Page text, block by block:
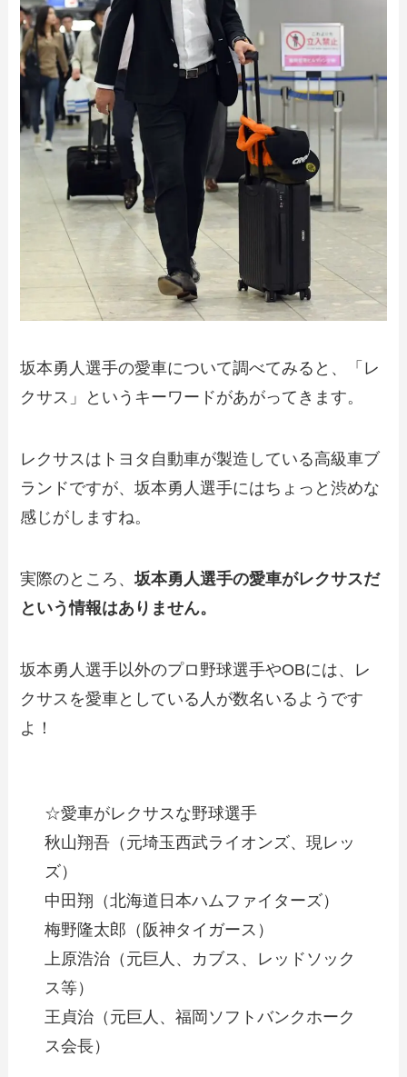
坂本勇人選手の愛車について調べてみると、「レ
クサス」というキーワードがあがってきます。
レクサスはトヨタ自動車が製造している高級車ブ
ランドですが、坂本勇人選手にはちょっと渋めな
感じがしますね。
実際のところ、坂本勇人選手の愛車がレクサスだ
という情報はありません。
坂本勇人選手以外のプロ野球選手やOBには、レ
クサスを愛車としている人が数名いるようです
よ！
☆愛車がレクサスな野球選手
秋山翔吾（元埼玉西武ライオンズ、現レッ
ズ）
中田翔（北海道日本ハムファイターズ）
梅野隆太郎（阪神タイガース）
上原浩治（元巨人、カブス、レッドソック
ス等）
王貞治（元巨人、福岡ソフトバンクホーク
ス会長）